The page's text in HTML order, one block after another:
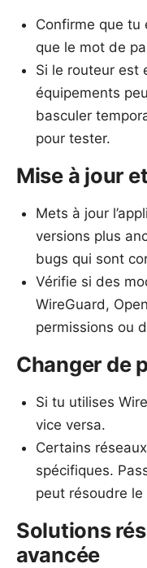
Confirme que tu
que le mot de
Si le routeur est
équipements
basculer
pour tester.
Mise à jour
Mets à jour
versions plus
bugs qui sont
Vérifie si des
WireGuard,
permissions ou
Changer de
Si tu utilises
vice versa.
Certains
spécifiques.
peut résoudre le
Solutions
avancée